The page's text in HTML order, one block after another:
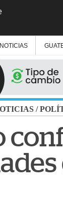
NOTICIAS
/